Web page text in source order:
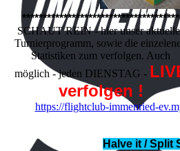
**************************************
SCHAUT REIN - hier unser
Turnierprogramm, sowie die
Statistiken zum verfolgen. Auch
möglich - jeden DIENSTAG -
verfolgen !
https://flightclub-immenried-
Halve it / Split